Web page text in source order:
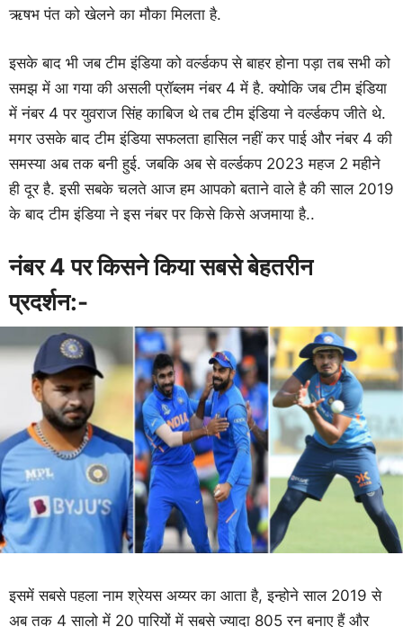
ऋषभ पंत को खेलने का मौका मिलता है.
इसके बाद भी जब टीम इंडिया को वर्ल्डकप से बाहर होना पड़ा तब सभी को
समझ में आ गया की असली प्रॉब्लम नंबर 4 में है. क्योकि जब टीम इंडिया
में नंबर 4 पर युवराज सिंह काबिज थे तब टीम इंडिया ने वर्ल्डकप जीते थे.
मगर उसके बाद टीम इंडिया सफलता हासिल नहीं कर पाई और नंबर 4 की
समस्या अब तक बनी हुई. जबकि अब से वर्ल्डकप 2023 महज 2 महीने
ही दूर है. इसी सबके चलते आज हम आपको बताने वाले है की साल 2019
के बाद टीम इंडिया ने इस नंबर पर किसे किसे अजमाया है..
नंबर 4 पर किसने किया सबसे बेहतरीन
प्रदर्शन:-
इसमें सबसे पहला नाम श्रेयस अय्यर का आता है, इन्होने साल 2019 से
अब तक 4 सालो में 20 पारियों में सबसे ज्यादा 805 रन बनाए हैं और